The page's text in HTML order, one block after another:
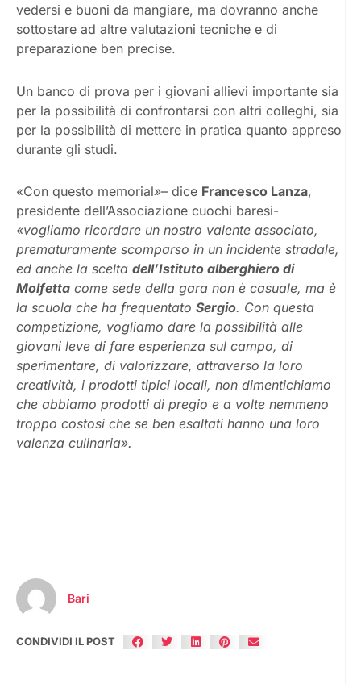
vedersi e buoni da mangiare, ma dovranno anche
sottostare ad altre valutazioni tecniche e di
preparazione ben precise.
Un banco di prova per i giovani allievi importante sia
per la possibilità di confrontarsi con altri colleghi, sia
per la possibilità di mettere in pratica quanto appreso
durante gli studi.
«Con questo memorial»– dice Francesco Lanza,
presidente dell’Associazione cuochi baresi-
«vogliamo ricordare un nostro valente associato,
prematuramente scomparso in un incidente stradale,
ed anche la scelta dell’Istituto alberghiero di
Molfetta come sede della gara non è casuale, ma è
la scuola che ha frequentato Sergio. Con questa
competizione, vogliamo dare la possibilità alle
giovani leve di fare esperienza sul campo, di
sperimentare, di valorizzare, attraverso la loro
creatività, i prodotti tipici locali, non dimentichiamo
che abbiamo prodotti di pregio e a volte nemmeno
troppo costosi che se ben esaltati hanno una loro
valenza culinaria».
Bari
CONDIVIDI IL POST